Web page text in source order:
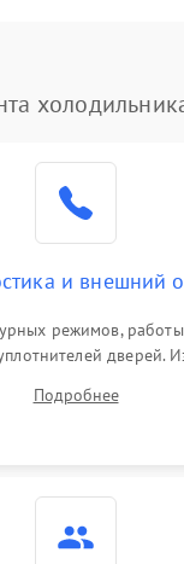
Frost 2600 ₽
2000 ₽
1000 ₽
1800 ₽
и внешний
режимов,
дверей.
мотора,
ошибок с
Подробнее